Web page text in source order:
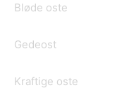
Bløde oste
Gedeost
Kraftige oste